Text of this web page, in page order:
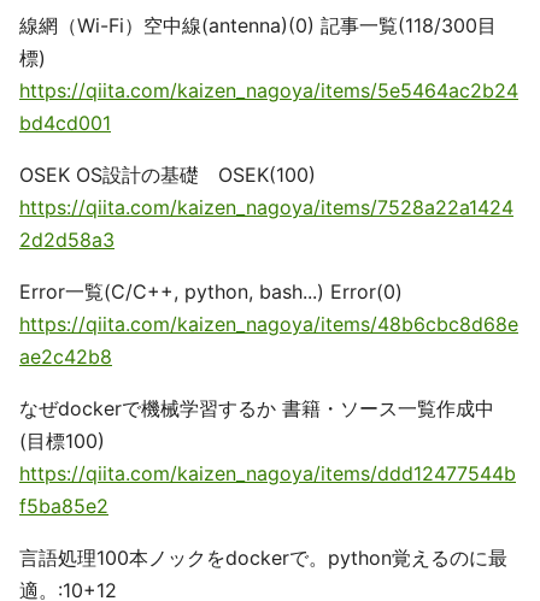
線網（Wi-Fi）空中線(antenna)(0) 記事一覧(118/300目
標)
https://qiita.com/kaizen_nagoya/items/5e5464ac2b24
bd4cd001
OSEK OS設計の基礎 OSEK(100)
https://qiita.com/kaizen_nagoya/items/7528a22a1424
2d2d58a3
Error一覧(C/C++, python, bash...) Error(0)
https://qiita.com/kaizen_nagoya/items/48b6cbc8d68e
ae2c42b8
なぜdockerで機械学習するか 書籍・ソース一覧作成中
(目標100)
https://qiita.com/kaizen_nagoya/items/ddd12477544b
f5ba85e2
言語処理100本ノックをdockerで。python覚えるのに最
適。:10+12